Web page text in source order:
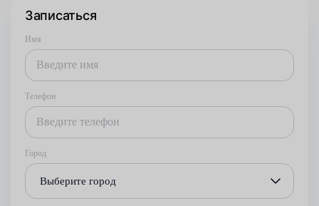
Записаться
Имя
Телефон
Город
Выберите город